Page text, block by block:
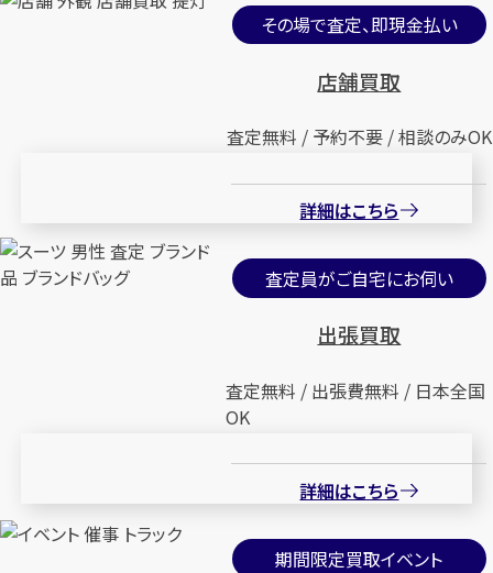
その場で査定、即現金払い
店舗買取
査定無料 / 予約不要 / 相談のみOK
詳細はこちら
査定員がご自宅にお伺い
出張買取
査定無料 / 出張費無料 / 日本全国
OK
詳細はこちら
期間限定買取イベント